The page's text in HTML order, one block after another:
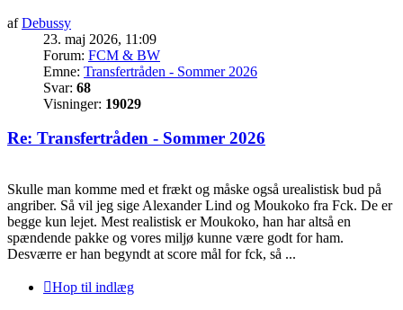
afDebussy
23. maj 2026, 11:09
Forum: FCM & BW
Emne: Transfertråden - Sommer 2026
Svar: 68
Visninger: 19029
Re: Transfertråden - Sommer 2026
Skulle man komme med et frækt og måske også urealistisk bud på
angriber. Så vil jeg sige Alexander Lind og Moukoko fra Fck. De er
begge kun lejet. Mest realistisk er Moukoko, han har altså en
spændende pakke og vores miljø kunne være godt for ham.
Desværre er han begyndt at score mål for fck, så ...
Hop til indlæg